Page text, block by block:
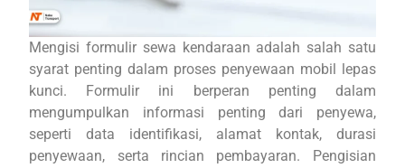
Mengisi formulir sewa kendaraan adalah salah satu
syarat penting dalam proses penyewaan mobil lepas
kunci. Formulir ini berperan penting dalam
mengumpulkan informasi penting dari penyewa,
seperti data identifikasi, alamat kontak, durasi
penyewaan, serta rincian pembayaran. Pengisian